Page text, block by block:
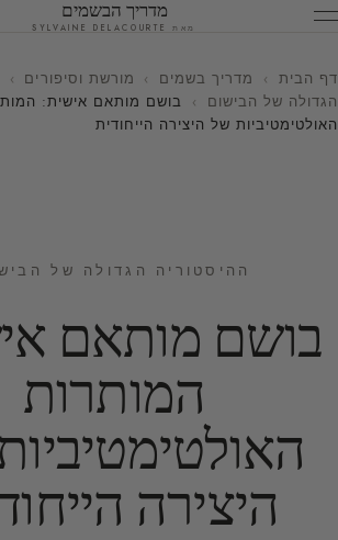
מדריך הבשמים
מאת SYLVAINE DELACOURTE
דף הבית › מדריך בשמים › מורשת וסיפורים ›
הגדולה של הבישום
›
בושם מותאם אישית:
האולטימטיביות של היצירה הייחודית
ההיסטוריה הגדולה של
בושם מותאם
המותרות
היצירה